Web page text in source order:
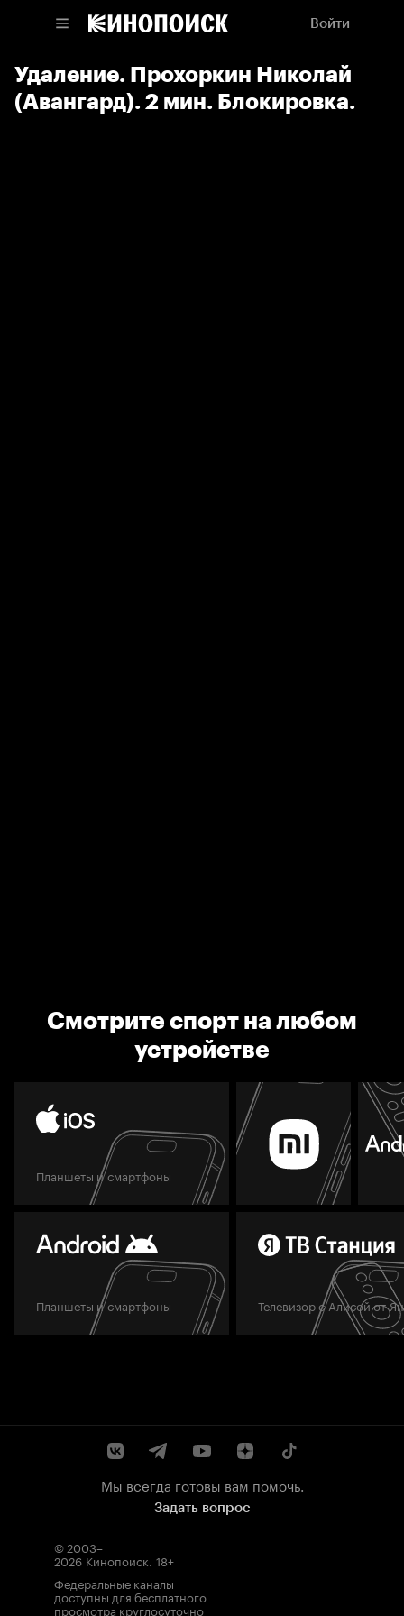
Войти
Удаление. Прохоркин Николай
(Авангард). 2 мин. Блокировка.
Смотрите спорт на любом
устройстве
Планшеты и смартфоны
Планшеты и смартфоны Телевизор с Алисой от
Мы всегда готовы вам помочь.
Задать вопрос
© 2003–
2026 Кинопоиск. 18+
Федеральные каналы
доступны для бесплатного
просмотра круглосуточно